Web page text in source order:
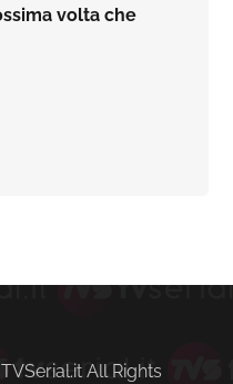
volta che
All Rights